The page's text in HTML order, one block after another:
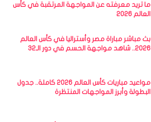
ما تريد معرفته عن المواجهة المرتقبة في كأس
العالم 2026
بث مباشر مباراة مصر وأستراليا في كأس العالم
2026.. شاهد مواجهة الحسم في دور الـ32
مواعيد مباريات كأس العالم 2026 كاملة.. جدول
البطولة وأبرز المواجهات المنتظرة